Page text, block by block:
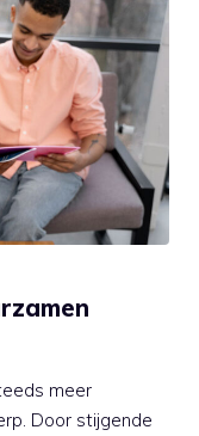
meer
Door stijgende